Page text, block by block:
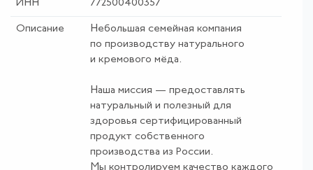
ИНН 772500400357
Описание
Небольшая семейная компания
по производству натурального
и кремового мёда.
Наша миссия — предоставлять
натуральный и полезный для
здоровья сертифицированный
продукт собственного
производства из России.
Мы контролируем качество каждого